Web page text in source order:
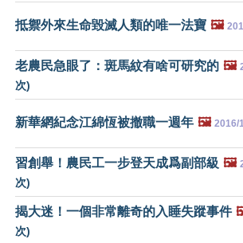
抵禦外來生命毀滅人類的唯一法寶 🖼️
老農民急眼了：斑馬紋有啥可研究的 🖼️
次)
新華網紀念江綿恆被撤職一週年 🖼️ 2016/
習創舉！農民工一步登天成爲副部級 🖼️
次)
揭大迷！一個非常離奇的入睡失蹤事件
次)